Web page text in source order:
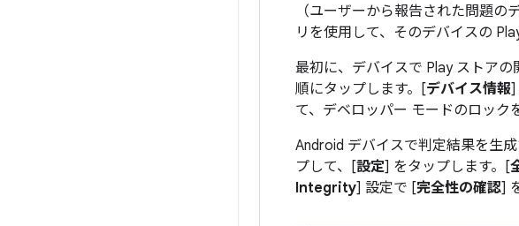
（ユーザーから報告された問題
リを使用して、そのデバイスの
最初に、デバイスで Play ストア
順にタップします。[デバイス情報]
て、デベロッパー モードのロック
Android デバイスで判定結果を生
プして、[設定] をタップします。[
Integrity] 設定で [完全性の確認]